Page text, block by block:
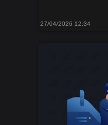
27/04/2026 12:34